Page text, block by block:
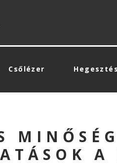
Csőlézer Hegesztés